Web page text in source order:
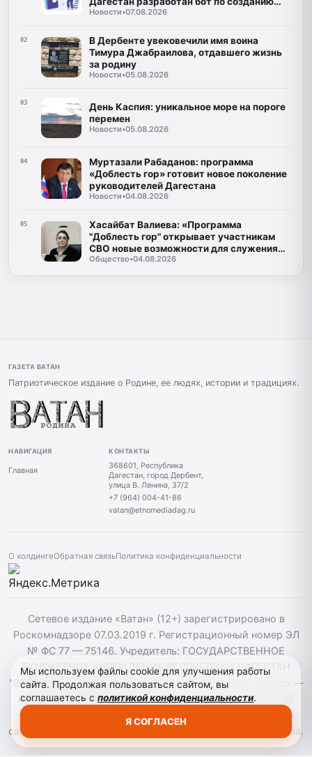
корпусов национальных языков народов
Новости•07.08.2026
02
В Дербенте увековечили имя воина
Тимура Джабраилова, отдавшего жизнь
за родину
Новости•05.08.2026
03
День Каспия: уникальное море на пороге
перемен
Новости•05.08.2026
04
Муртазали Рабаданов: программа
«Доблесть гор» готовит новое поколение
руководителей Дагестана
Новости•04.08.2026
05
Хасайбат Валиева: «Программа
"Доблесть гор" открывает участникам
СВО новые возможности для служения
Дагестану»
Общество•04.08.2026
ГАЗЕТА ВАТАН
Патриотическое издание о Родине, ее людях, истории и традициях.
НАВИГАЦИЯ
Главная
КОНТАКТЫ
368601, Республика
Дагестан, город Дербент,
улица В. Ленина, 37/2
+7 (964) 004-41-86
vatan@etnomediadag.ru
О холдингеОбратная связьПолитика конфиденциальности
Сетевое издание «Ватан» (12+) зарегистрировано в
Роскомнадзоре 07.03.2019 г. Регистрационный номер ЭЛ
№ ФС 77 — 75146. Учредитель: ГОСУДАРСТВЕННОЕ
БЮДЖЕТНОЕ УЧРЕЖДЕНИЕ РЕСПУБЛИКИ ДАГЕСТАН
"ЭТНОМЕДИАХОЛДИНГ "ДАГЕСТАН". Главный редактор —
Аврумов Моисей Давидович, Телефон: +7964 004 41 86
vatan@etnomediadag.ru При использовании материалов
сайта активная гиперссылка на gazetavatan.ru обязательна.
Мы используем файлы cookie для улучшения работы
сайта. Продолжая пользоваться сайтом, вы
соглашаетесь с политикой конфиденциальности.
Я СОГЛАСЕН